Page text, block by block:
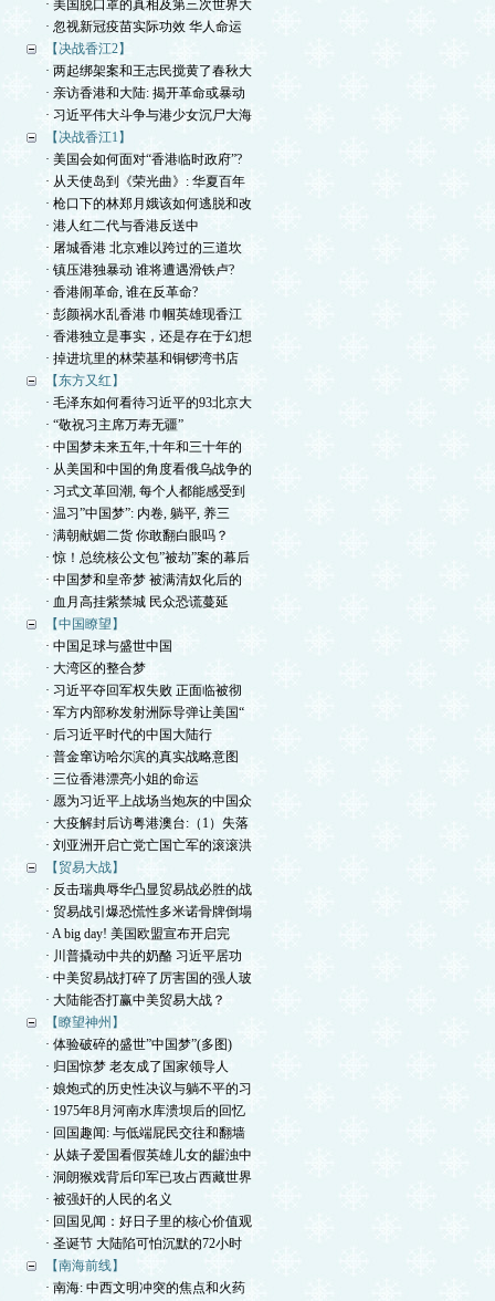
· 美国脱口罩的真相及第三次世界大
· 忽视新冠疫苗实际功效 华人命运
【决战香江2】
· 两起绑架案和王志民搅黄了春秋大
· 亲访香港和大陆: 揭开革命或暴动
· 习近平伟大斗争与港少女沉尸大海
【决战香江1】
· 美国会如何面对“香港临时政府”?
· 从天使岛到《荣光曲》: 华夏百年
· 枪口下的林郑月娥该如何逃脱和改
· 港人红二代与香港反送中
· 屠城香港 北京难以跨过的三道坎
· 镇压港独暴动 谁将遭遇滑铁卢?
· 香港闹革命, 谁在反革命?
· 彭颜祸水乱香港 巾帼英雄现香江
· 香港独立是事实，还是存在于幻想
· 掉进坑里的林荣基和铜锣湾书店
【东方又红】
· 毛泽东如何看待习近平的93北京大
· “敬祝习主席万寿无疆”
· 中国梦未来五年,十年和三十年的
· 从美国和中国的角度看俄乌战争的
· 习式文革回潮, 每个人都能感受到
· 温习”中国梦”: 内卷, 躺平, 养三
· 满朝献媚二货 你敢翻白眼吗？
· 惊！总统核公文包”被劫”案的幕后
· 中国梦和皇帝梦 被满清奴化后的
· 血月高挂紫禁城 民众恐谎蔓延
【中国瞭望】
· 中国足球与盛世中国
· 大湾区的整合梦
· 习近平夺回军权失败 正面临被彻
· 军方内部称发射洲际导弹让美国“
· 后习近平时代的中国大陆行
· 普金窜访哈尔滨的真实战略意图
· 三位香港漂亮小姐的命运
· 愿为习近平上战场当炮灰的中国众
· 大疫解封后访粤港澳台:（1）失落
· 刘亚洲开启亡党亡国亡军的滚滚洪
【贸易大战】
· 反击瑞典辱华凸显贸易战必胜的战
· 贸易战引爆恐慌性多米诺骨牌倒塌
· A big day! 美国欧盟宣布开启完
· 川普撬动中共的奶酪 习近平居功
· 中美贸易战打碎了厉害国的强人玻
· 大陆能否打赢中美贸易大战？
【瞭望神州】
· 体验破碎的盛世”中国梦”(多图)
· 归国惊梦 老友成了国家领导人
· 娘炮式的历史性决议与躺不平的习
· 1975年8月河南水库溃坝后的回忆
· 回国趣闻: 与低端屁民交往和翻墙
· 从婊子爱国看假英雄儿女的龌浊中
· 洞朗猴戏背后印军已攻占西藏世界
· 被强奸的人民的名义
· 回国见闻：好日子里的核心价值观
· 圣诞节 大陆陷可怕沉默的72小时
【南海前线】
· 南海: 中西文明冲突的焦点和火药